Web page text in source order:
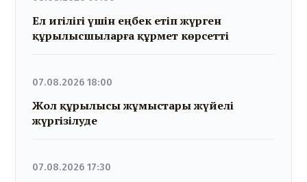
Ел игілігі үшін еңбек етіп жүрген
құрылысшыларға құрмет көрсетті
07.08.2026 18:00
Жол құрылысы жұмыстары жүйелі
жүргізілуде
07.08.2026 17:30